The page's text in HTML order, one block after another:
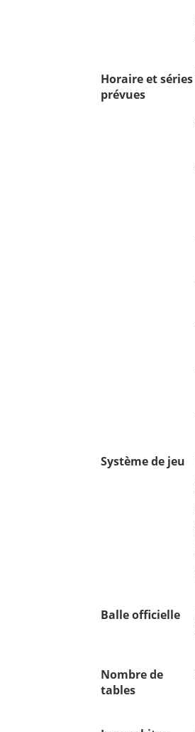
Horaire et séries
prévues
Système de jeu
Balle officielle
Nombre de
tables